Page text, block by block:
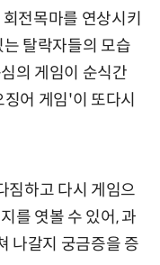
전목마를 연상시키
탈락자들의 모습
의 게임이 순식간
어 게임'이 또다시
짐하고 다시 게임으
를 엿볼 수 있어, 과
나갈지 궁금증을 증